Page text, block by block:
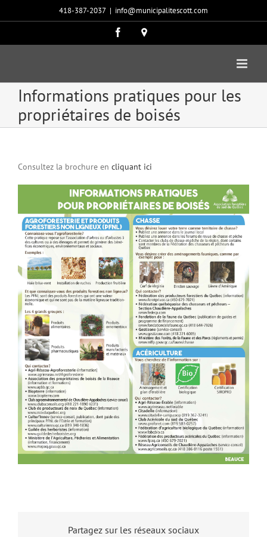
418-387-2037 | info@municipalitescott.com
Facebook
Carte
Informations pratiques pour les
propriétaires de boisés
Consultez la brochure en cliquant ici
Partagez sur les réseaux sociaux